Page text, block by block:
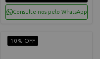
Consulte-nos pelo WhatsApp
10% OFF